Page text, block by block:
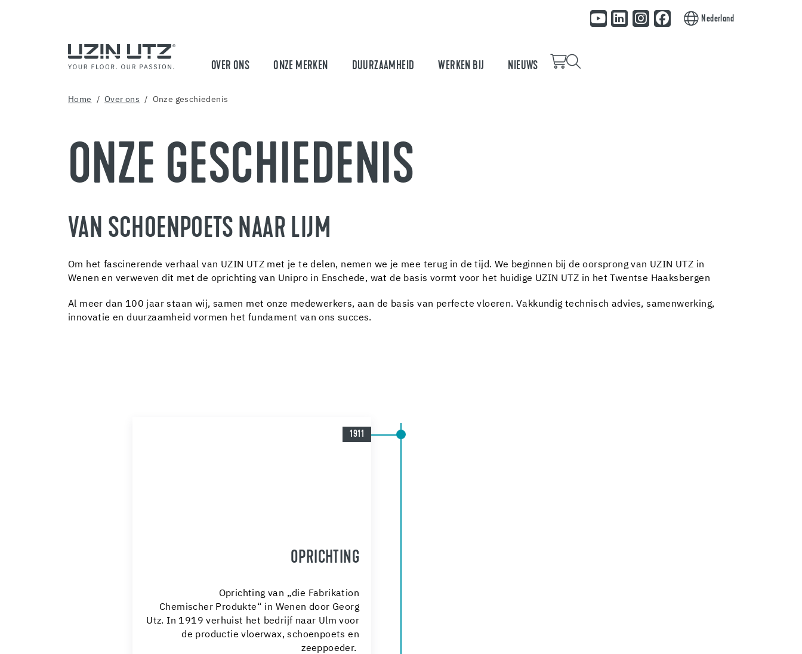
Nederland
OVER ONS ONZE MERKEN DUURZAAMHEID WERKEN BIJ NIEUWS
Home Over ons Onze geschiedenis
ONZE GESCHIEDENIS
VAN SCHOENPOETS NAAR LIJM
Om het fascinerende verhaal van UZIN UTZ met je te delen, nemen we je mee terug in de tijd. We beginnen bij de oorsprong van UZIN UTZ in
Wenen en verweven dit met de oprichting van Unipro in Enschede, wat de basis vormt voor het huidige UZIN UTZ in het Twentse Haaksbergen
Al meer dan 100 jaar staan wij, samen met onze medewerkers, aan de basis van perfecte vloeren. Vakkundig technisch advies, samenwerking,
innovatie en duurzaamheid vormen het fundament van ons succes.
1911
OPRICHTING
Oprichting van „die Fabrikation
Chemischer Produkte“ in Wenen door Georg
Utz. In 1919 verhuist het bedrijf naar Ulm voor
de productie vloerwax, schoenpoets en
zeeppoeder.